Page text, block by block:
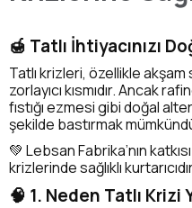
🍯 Tatlı İhtiyacınızı
Tatlı krizleri, özellikle
zorlayıcı kısmıdır. Ancak
fıstığı ezmesi gibi doğal
şekilde bastırmak
💚 Lebsan Fabrika’nın
krizlerinde sağlıklı
🧠 1. Neden Tatlı Krizi